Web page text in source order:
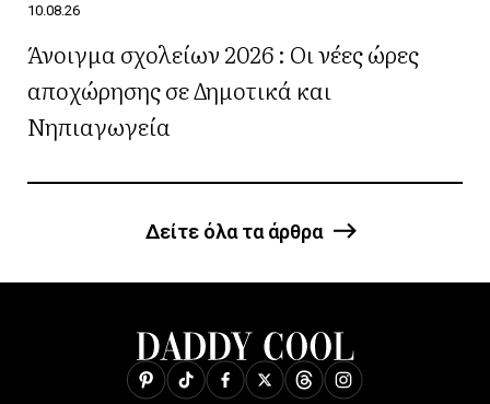
10.08.26
Άνοιγμα σχολείων 2026 : Οι νέες ώρες
αποχώρησης σε Δημοτικά και
Νηπιαγωγεία
Δείτε όλα τα άρθρα